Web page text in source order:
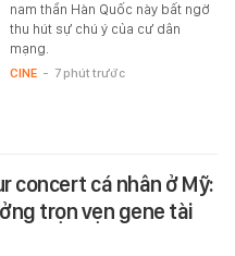
nam thần Hàn Quốc này bất ngờ
thu hút sự chú ý của cư dân
mạng.
CINE - 7 phút trước
concert cá nhân ở Mỹ:
trọn vẹn gene tài